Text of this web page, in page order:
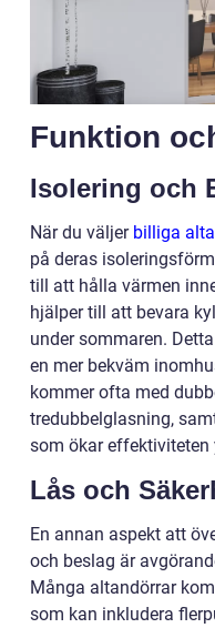
Funktion
Isolering och
När du väljer billiga
på deras
till att hålla värmen
hjälper till att bevara
under sommaren.
en mer bekväm
kommer ofta med
tredubbelglasning,
som ökar effektiviteten
Lås och
En annan aspekt att
och beslag är
Många altandörrar
som kan inkludera